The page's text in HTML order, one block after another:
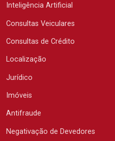
Inteligência Artificial
Consultas Veiculares
Consultas de Crédito
Localização
Jurídico
Imóveis
Antifraude
Negativação de Devedores